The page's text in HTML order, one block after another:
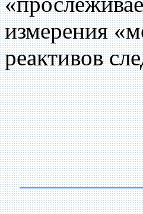
измерения
реактивов